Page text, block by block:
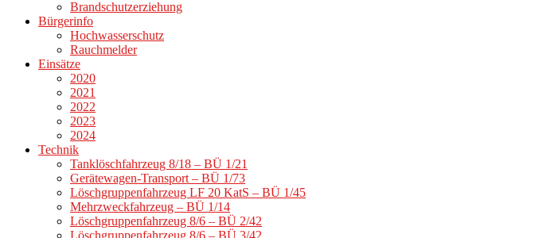
Brandschutzerziehung
Bürgerinfo
Hochwasserschutz
Rauchmelder
Einsätze
2020
2021
2022
2023
2024
Technik
Tanklöschfahrzeug 8/18 – BÜ 1/21
Gerätewagen-Transport – BÜ 1/73
Löschgruppenfahrzeug LF 20 KatS – BÜ 1/45
Mehrzweckfahrzeug – BÜ 1/14
Löschgruppenfahrzeug 8/6 – BÜ 2/42
Löschgruppenfahrzeug 8/6 – BÜ 3/42